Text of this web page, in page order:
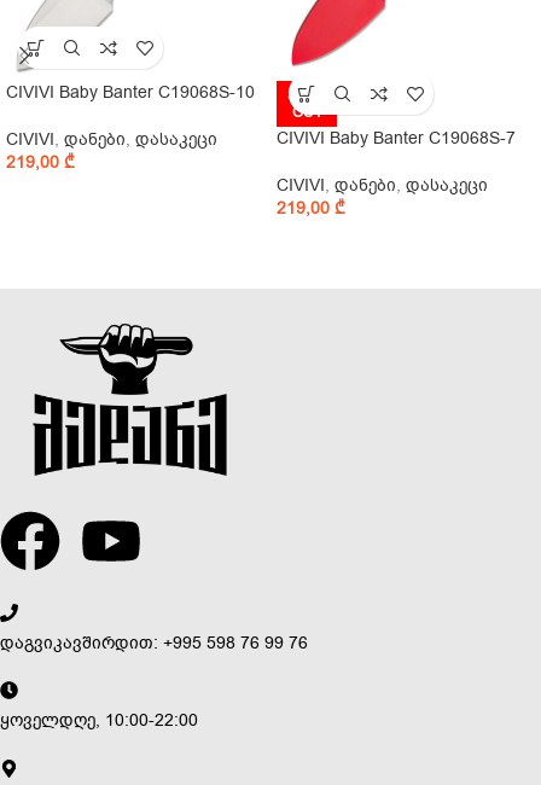
CIVIVI Baby Banter C19068S-10
CIVIVI, დანები, დასაკეცი
219,00 ₾
SOLD
OUT
CIVIVI Baby Banter C19068S-7
CIVIVI, დანები, დასაკეცი
219,00 ₾
დაგვიკავშირდით: +995 598 76 99 76
ყოველდღე, 10:00-22:00